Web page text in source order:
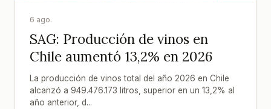
6 ago.
SAG: Producción de vinos en
Chile aumentó 13,2% en 2026
La producción de vinos total del año 2026 en Chile
alcanzó a 949.476.173 litros, superior en un 13,2% al
año anterior, d...